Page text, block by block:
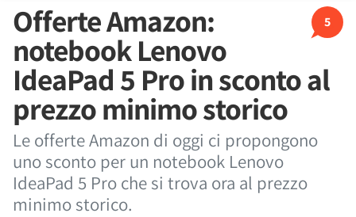
5
Offerte Amazon:
notebook Lenovo
IdeaPad 5 Pro in sconto al
prezzo minimo storico
Le offerte Amazon di oggi ci propongono
uno sconto per un notebook Lenovo
IdeaPad 5 Pro che si trova ora al prezzo
minimo storico.